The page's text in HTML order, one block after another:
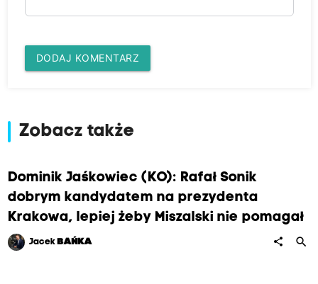
DODAJ KOMENTARZ
Zobacz także
Dominik Jaśkowiec (KO): Rafał Sonik
dobrym kandydatem na prezydenta
Krakowa, lepiej żeby Miszalski nie pomagał
Jacek BAŃKA share search